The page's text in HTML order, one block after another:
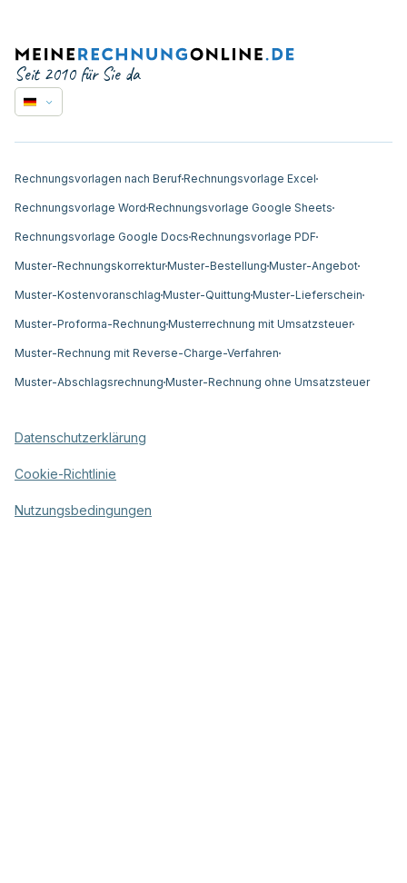
Seit 2010 für Sie da
Rechnungsvorlagen nach BerufRechnungsvorlage Excel
Rechnungsvorlage Word Rechnungsvorlage Google Sheets
Rechnungsvorlage Google Docs Rechnungsvorlage PDF
Muster-RechnungskorrekturMuster-Bestellung Muster-Angebot
Muster-Kostenvoranschlag Muster-Quittung Muster-Lieferschein
Muster-Proforma-Rechnung Musterrechnung mit Umsatzsteuer
Muster-Rechnung mit Reverse-Charge-Verfahren
Muster-Abschlagsrechnung Muster-Rechnung ohne Umsatzsteuer
Datenschutzerklärung
Cookie-Richtlinie
Nutzungsbedingungen